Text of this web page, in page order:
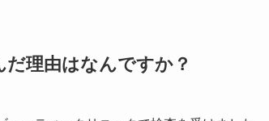
理由はなんですか？